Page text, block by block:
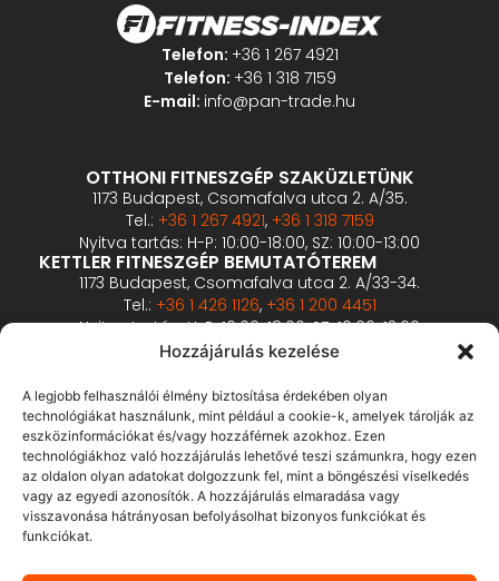
Hozzájárulás kezelése
A legjobb felhasználói élmény biztosítása érdekében olyan
technológiákat használunk, mint például a cookie-k, amelyek tárolják az
eszközinformációkat és/vagy hozzáférnek azokhoz. Ezen
technológiákhoz való hozzájárulás lehetővé teszi számunkra, hogy ezen
az oldalon olyan adatokat dolgozzunk fel, mint a böngészési viselkedés
vagy az egyedi azonosítók. A hozzájárulás elmaradása vagy
visszavonása hátrányosan befolyásolhat bizonyos funkciókat és
funkciókat.
Telefon: +36 1 267 4921
Telefon: +36 1 318 7159
E-mail: info@pan-trade.hu
OTTHONI FITNESZGÉP SZAKÜZLETÜNK
1173 Budapest, Csomafalva utca 2. A/35.
Tel.: +36 1 267 4921, +36 1 318 7159
Nyitva tartás: H-P: 10:00-18:00, SZ: 10:00-13:00
KETTLER FITNESZGÉP BEMUTATÓTEREM
1173 Budapest, Csomafalva utca 2. A/33-34.
Tel.: +36 1 426 1126, +36 1 200 4451
Nyitva tartás: H-P: 10:00-18:00, SZ: 10:00-13:00
PROFESSZIONÁLIS FITNESZGÉP BEMUTATÓTEREM
2360 Gyál, Vállalkozó u. 12.
Tel.: +36 1 900 0657
Nyitva tartás: előzetes bejelentkezés alapján
ÁSZF
Adatvédelmi tájékoztató
Fizetés és szállítás